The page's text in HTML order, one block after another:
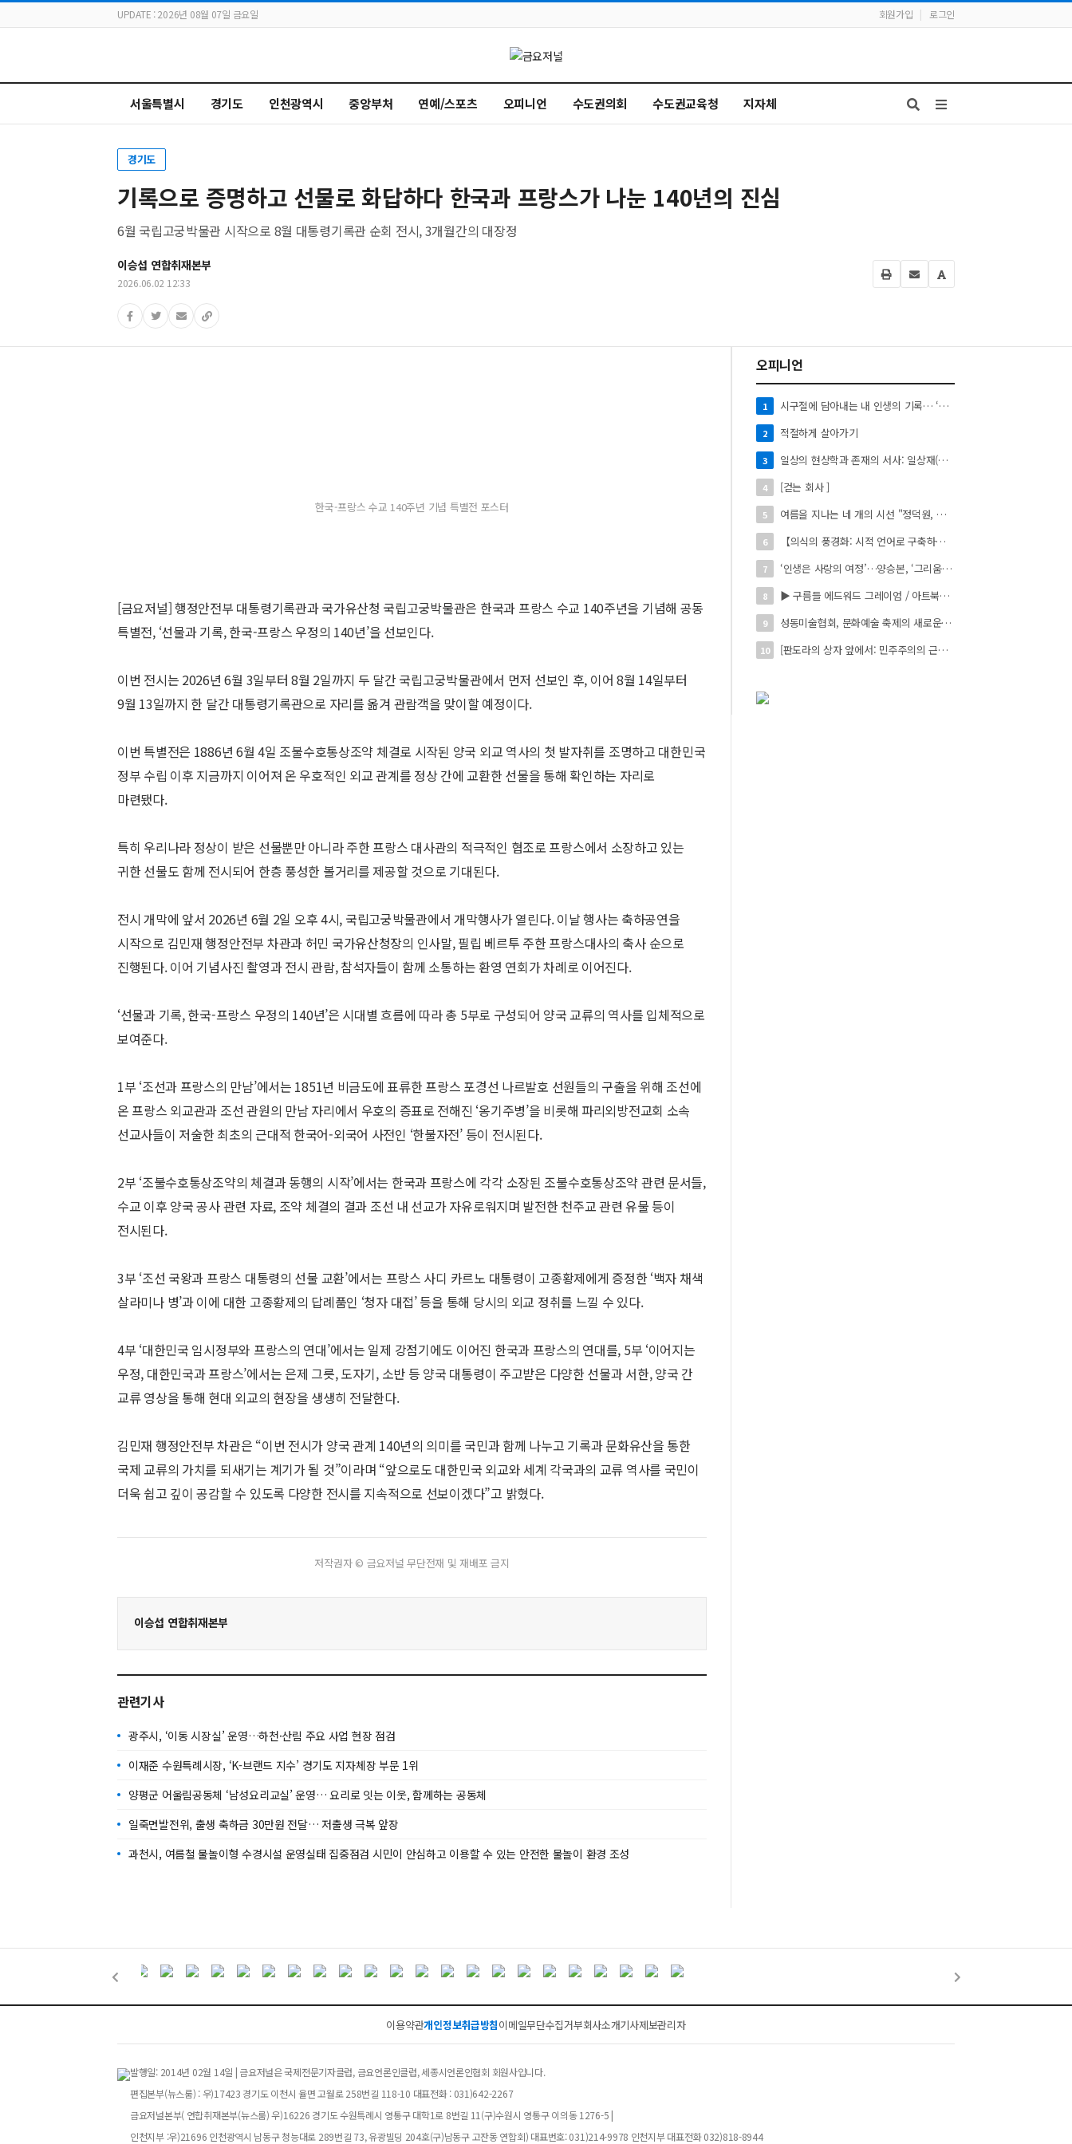
UPDATE : 2026년 08월 07일 금요일 회원가입 | 로그인
서울특별시 경기도 인천광역시 중앙부처 연예/스포츠 오피니언 수도권의회 수도권교육청 지자체
경기도
기록으로 증명하고 선물로 화답하다 한국과 프랑스가 나눈 140년의 진심
6월 국립고궁박물관 시작으로 8월 대통령기록관 순회 전시, 3개월간의 대장정
이승섭 연합취재본부
2026.06.02 12:33
한국-프랑스 수교 140주년 기념 특별전 포스터
[금요저널] 행정안전부 대통령기록관과 국가유산청 국립고궁박물관은 한국과 프랑스 수교 140주년을 기념해 공동
특별전, ‘선물과 기록, 한국-프랑스 우정의 140년’을 선보인다.
이번 전시는 2026년 6월 3일부터 8월 2일까지 두 달간 국립고궁박물관에서 먼저 선보인 후, 이어 8월 14일부터
9월 13일까지 한 달간 대통령기록관으로 자리를 옮겨 관람객을 맞이할 예정이다.
이번 특별전은 1886년 6월 4일 조불수호통상조약 체결로 시작된 양국 외교 역사의 첫 발자취를 조명하고 대한민국
정부 수립 이후 지금까지 이어져 온 우호적인 외교 관계를 정상 간에 교환한 선물을 통해 확인하는 자리로
마련됐다.
특히 우리나라 정상이 받은 선물뿐만 아니라 주한 프랑스 대사관의 적극적인 협조로 프랑스에서 소장하고 있는
귀한 선물도 함께 전시되어 한층 풍성한 볼거리를 제공할 것으로 기대된다.
전시 개막에 앞서 2026년 6월 2일 오후 4시, 국립고궁박물관에서 개막행사가 열린다. 이날 행사는 축하공연을
시작으로 김민재 행정안전부 차관과 허민 국가유산청장의 인사말, 필립 베르투 주한 프랑스대사의 축사 순으로
진행된다. 이어 기념사진 촬영과 전시 관람, 참석자들이 함께 소통하는 환영 연회가 차례로 이어진다.
‘선물과 기록, 한국-프랑스 우정의 140년’은 시대별 흐름에 따라 총 5부로 구성되어 양국 교류의 역사를 입체적으로
보여준다.
1부 ‘조선과 프랑스의 만남’에서는 1851년 비금도에 표류한 프랑스 포경선 나르발호 선원들의 구출을 위해 조선에
온 프랑스 외교관과 조선 관원의 만남 자리에서 우호의 증표로 전해진 ‘옹기주병’을 비롯해 파리외방전교회 소속
선교사들이 저술한 최초의 근대적 한국어-외국어 사전인 ‘한불자전’ 등이 전시된다.
2부 ‘조불수호통상조약의 체결과 동행의 시작’에서는 한국과 프랑스에 각각 소장된 조불수호통상조약 관련 문서들,
수교 이후 양국 공사 관련 자료, 조약 체결의 결과 조선 내 선교가 자유로워지며 발전한 천주교 관련 유물 등이
전시된다.
3부 ‘조선 국왕과 프랑스 대통령의 선물 교환’에서는 프랑스 사디 카르노 대통령이 고종황제에게 증정한 ‘백자 채색
살라미나 병’과 이에 대한 고종황제의 답례품인 ‘청자 대접’ 등을 통해 당시의 외교 정취를 느낄 수 있다.
4부 ‘대한민국 임시정부와 프랑스의 연대’에서는 일제 강점기에도 이어진 한국과 프랑스의 연대를, 5부 ‘이어지는
우정, 대한민국과 프랑스’에서는 은제 그릇, 도자기, 소반 등 양국 대통령이 주고받은 다양한 선물과 서한, 양국 간
교류 영상을 통해 현대 외교의 현장을 생생히 전달한다.
김민재 행정안전부 차관은 “이번 전시가 양국 관계 140년의 의미를 국민과 함께 나누고 기록과 문화유산을 통한
국제 교류의 가치를 되새기는 계기가 될 것”이라며 “앞으로도 대한민국 외교와 세계 각국과의 교류 역사를 국민이
더욱 쉽고 깊이 공감할 수 있도록 다양한 전시를 지속적으로 선보이겠다”고 밝혔다.
저작권자 © 금요저널 무단전재 및 재배포 금지
이승섭 연합취재본부
관련기사
광주시, ‘이동 시장실’ 운영…하천·산림 주요 사업 현장 점검
이재준 수원특례시장, ‘K-브랜드 지수’ 경기도 지자체장 부문 1위
양평군 어울림공동체 ‘남성요리교실’ 운영… 요리로 잇는 이웃, 함께하는 공동체
일죽면발전위, 출생 축하금 30만원 전달… 저출생 극복 앞장
과천시, 여름철 물놀이형 수경시설 운영실태 집중점검 시민이 안심하고 이용할 수 있는 안전한 물놀이 환경 조성
오피니언
1 시구절에 담아내는 내 인생의 기록… ‘시로 쓰는 자서전’
2 적절하게 살아가기
3 일상의 현상학과 존재의 서사: 일상재(日常材)의 시적 환치와 자아 성찰】
4 [걷는 회사 ]
5 여름을 지나는 네 개의 시선 "정덕원, 나지윤, 민선홍, 정윤하 작가" 4인 展
6 【의식의 풍경화: 시적 언어로 구축하는 실존의 미학】
7 ‘인생은 사랑의 여정’…양승본, ‘그리움의 빛’
8 ▶ 구름들 에드워드 그레이엄 / 아트북스 / 288쪽
9 성동미술협회, 문화예술 축제의 새로운 시작 ‘2026 서울숲 국제 아트 페스타’ 개최
10 [판도라의 상자 앞에서: 민주주의의 근원을 묻다]
이용약관개인정보취급방침이메일무단수집거부회사소개기사제보관리자
발행일: 2014년 02월 14일 | 금요저널은 국제전문기자클럽, 금요언론인클럽, 세종시언론인협회 회원사입니다.
편집본부(뉴스룸) : 우)17423 경기도 이천시 율면 고월로 258번길 118-10 대표전화 : 031)642-2267
금요저널본부( 연합취재본부(뉴스룸) 우)16226 경기도 수원특례시 영통구 대학1로 8번길 11(구)수원시 영통구 이의동 1276-5 |
인천지부 :우)21696 인천광역시 남동구 청능대로 289번길 73, 유광빌딩 204호(구)남동구 고잔동 연합회) 대표번호: 031)214-9978 인천지부 대표전화 032)818-8944